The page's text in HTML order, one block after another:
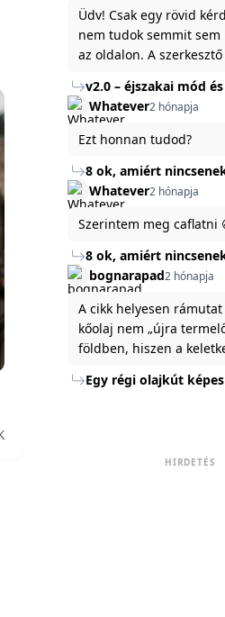
baráti megjegyzés: ha
és tud várni néhány
tartalom, amit készíteni
szeretnél, inkább várj
mert ég és föld lesz a
jelenlegi rendszer és az
legfőképpen egyébként
tartalomkészítési
Üdv! Csak egy rövid
nem tudok semmit
az oldalon. A
Köszönöm ha
v2.0 – éjszakai mód
fejlesztések
Whatever2 hónapja
Ezt honnan tudod?
8 ok, amiért
Törökország Fekete-
partján
Whatever2 hónapja
Szerintem meg caflatni
8 ok, amiért
Törökország Fekete-
partján
bognarapad2 hónapja
A cikk helyesen
kőolaj nem „újra
földben, hiszen a
Energiaügyi
nyomáskülönbség
Egy régi olajkút
HIRDETÉS